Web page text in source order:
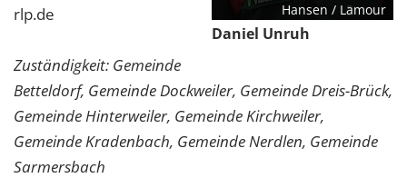
Hansen / Lamour
Daniel Unruh
rlp.de
Zuständigkeit: Gemeinde
Betteldorf, Gemeinde Dockweiler, Gemeinde Dreis-Brück,
Gemeinde Hinterweiler, Gemeinde Kirchweiler,
Gemeinde Kradenbach, Gemeinde Nerdlen, Gemeinde
Sarmersbach